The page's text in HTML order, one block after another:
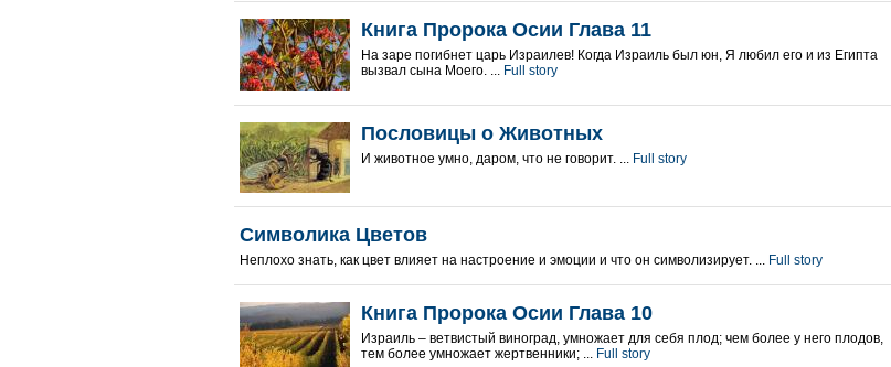
Книга Пророка Осии Глава 11
На заре погибнет царь Израилев! Когда Израиль был юн, Я любил его и из Египта
вызвал сына Моего. ... Full story
Пословицы о Животных
И животное умно, даром, что не говорит. ... Full story
Символика Цветов
Неплохо знать, как цвет влияет на настроение и эмоции и что он символизирует. ... Full story
Книга Пророка Осии Глава 10
Израиль – ветвистый виноград, умножает для себя плод; чем более у него плодов,
тем более умножает жертвенники; ... Full story